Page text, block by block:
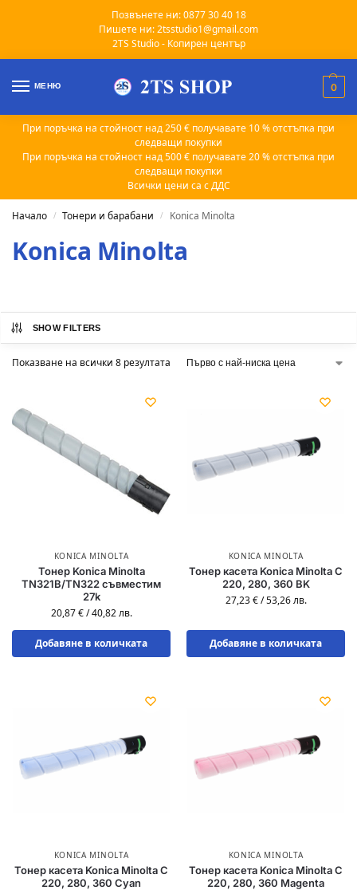
Позвънете ни: 0877 30 40 18
Пишете ни: 2tsstudio1@gmail.com
2TS Studio - Копирен център
МЕНЮ 0
При поръчка на стойност над 250 € получавате 10 % отстъпка при
следващи покупки
При поръчка на стойност над 500 € получавате 20 % отстъпка при
следващи покупки
Всички цени са с ДДС
Начало / Тонери и барабани / Konica Minolta
Konica Minolta
SHOW FILTERS
Показване на всички 8 резултата
KONICA MINOLTA
Тонер Konica Minolta
TN321B/TN322 съвместим
27k
20,87€ /40,82лв.
Добавяне в количката
KONICA MINOLTA
Тонер касета Konica Minolta C
220, 280, 360 BK
27,23€ /53,26лв.
Добавяне в количката
KONICA MINOLTA
Тонер касета Konica Minolta C
220, 280, 360 Cyan
KONICA MINOLTA
Тонер касета Konica Minolta C
220, 280, 360 Magenta